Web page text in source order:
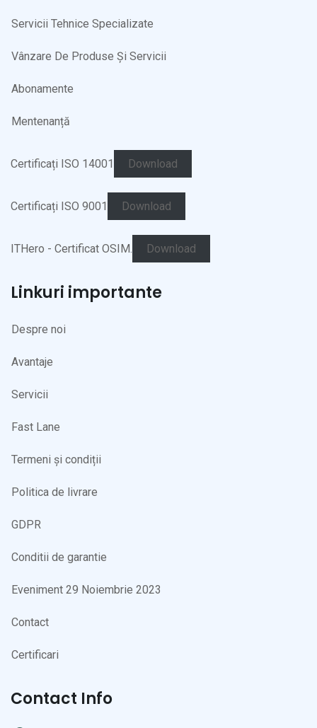
Servicii Tehnice Specializate
Vânzare De Produse Și Servicii
Abonamente
Mentenanță
Certificați ISO 14001 Download
Certificați ISO 9001 Download
ITHero - Certificat OSIM. Download
Linkuri importante
Despre noi
Avantaje
Servicii
Fast Lane
Termeni și condiții
Politica de livrare
GDPR
Conditii de garantie
Eveniment 29 Noiembrie 2023
Contact
Certificari
Contact Info